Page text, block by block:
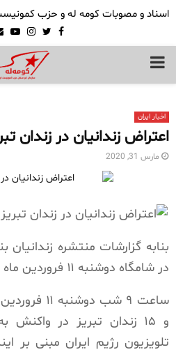
اسناد و مصوبات کومه له و حزب
Facebook
Twitter
PRIMARY
اخبار ایران
اعتراض زندانیان در زندان‌
مارس 31, 2020
در شامگاه دوشنبه ۱۱ فروردین ماه
تلویزیون رژیم ایران مبنی بر